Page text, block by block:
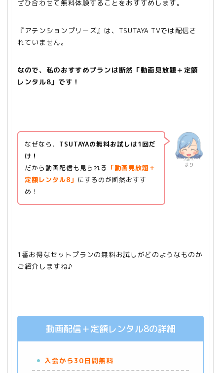
ぜひ合わせて無料体験することをおすすめします。
『アテンションプリーズ』は、TSUTAYA TVでは配信さ
れていません。
なので、私のおすすめプランは断然「動画見放題＋定額
レンタル8」です！
まり
なぜなら、 TSUTAYAの無料お試しは1回だ
け！
だから動画配信も見られる 「動画見放題＋
定額レンタル8」 にするのが断然おすす
め！
1番お得なセットプランの無料お試しがどのようなものか
ご紹介しますね♪
動画配信＋定額レンタル8の詳細
入会から30日間無料